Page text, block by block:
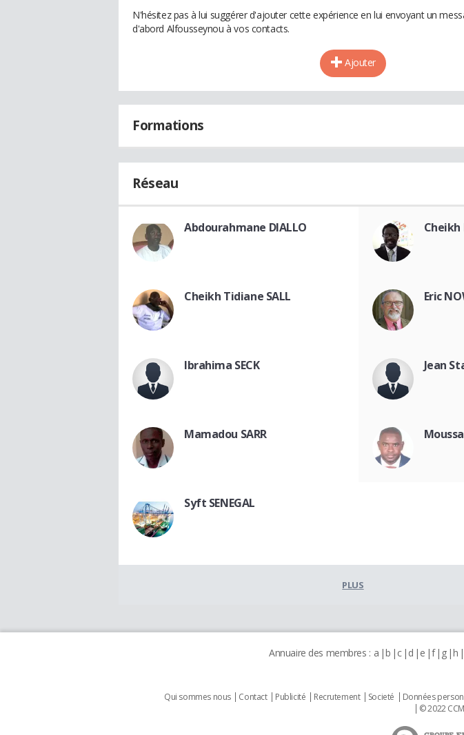
N'hésitez pas à lui suggérer d'ajouter cette expérience en lui envoyant un
d'abord Alfousseynou à vos contacts.
Ajouter
Formations
Réseau
Abdourahmane DIALLO Cheikh
Cheikh Tidiane SALL Eric
Ibrahima SECK Jean
Mamadou SARR
Syft SENEGAL
PLUS
Annuaire des membres : a b c d e f g h
Qui sommes nous Contact Publicité Recrutement Societé Données
© 2022